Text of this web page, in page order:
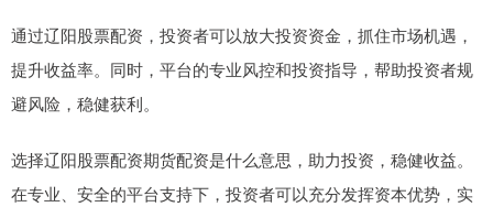
通过辽阳股票配资，投资者可以放大投资资金，抓住市场机遇，
提升收益率。同时，平台的专业风控和投资指导，帮助投资者规
避风险，稳健获利。
选择辽阳股票配资期货配资是什么意思，助力投资，稳健收益。
在专业、安全的平台支持下，投资者可以充分发挥资本优势，实